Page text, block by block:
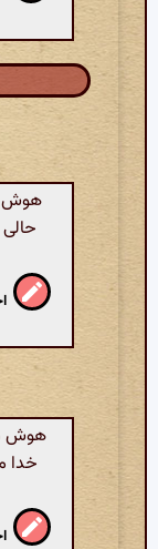
هوش
هوش
خدا